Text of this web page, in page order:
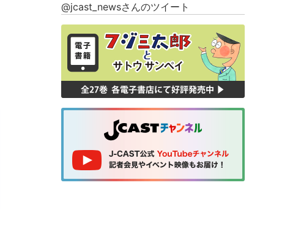
@jcast_newsさんのツイート